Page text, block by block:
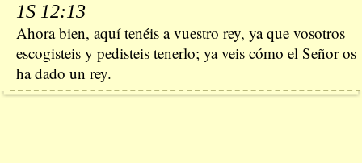
1S 12:13
Ahora bien, aquí tenéis a vuestro rey, ya que vosotros
escogisteis y pedisteis tenerlo; ya veis cómo el Señor os
ha dado un rey.